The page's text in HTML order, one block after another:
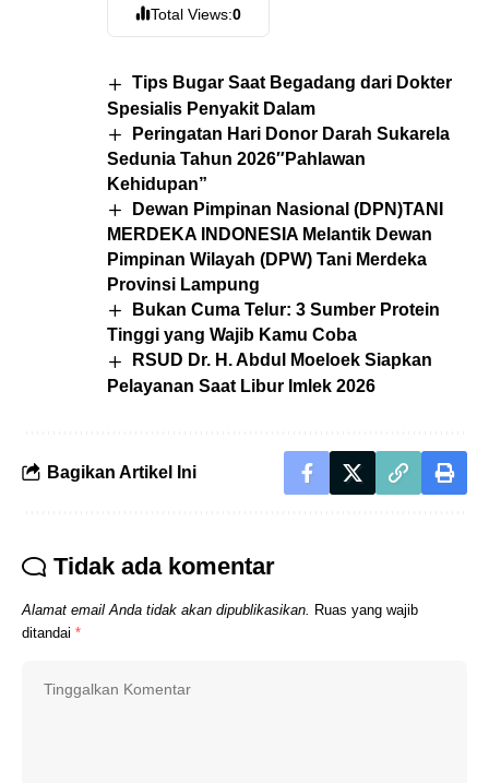
Total Views:0
Tips Bugar Saat Begadang dari Dokter
Spesialis Penyakit Dalam
Peringatan Hari Donor Darah Sukarela
Sedunia Tahun 2026″Pahlawan
Kehidupan”
Dewan Pimpinan Nasional (DPN)TANI
MERDEKA INDONESIA Melantik Dewan
Pimpinan Wilayah (DPW) Tani Merdeka
Provinsi Lampung
Bukan Cuma Telur: 3 Sumber Protein
Tinggi yang Wajib Kamu Coba
RSUD Dr. H. Abdul Moeloek Siapkan
Pelayanan Saat Libur Imlek 2026
Bagikan Artikel Ini
Tidak ada komentar
Alamat email Anda tidak akan dipublikasikan. Ruas yang wajib
ditandai *